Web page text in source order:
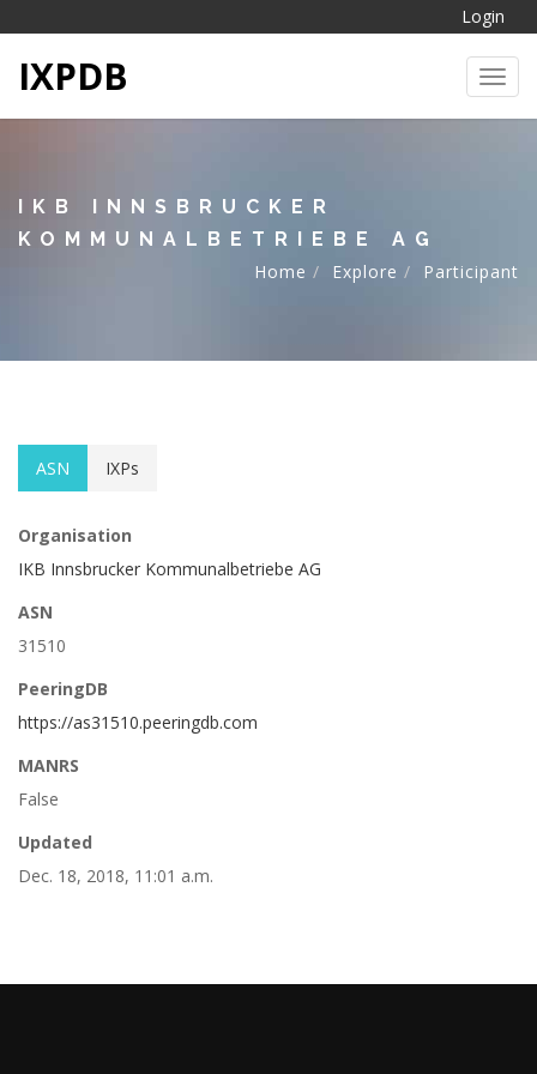
Login
IXPDB
IKB INNSBRUCKER
KOMMUNALBETRIEBE AG
Home
Explore Participant
ASN IXPs
Organisation
IKB Innsbrucker Kommunalbetriebe AG
ASN
31510
PeeringDB
https://as31510.peeringdb.com
MANRS
False
Updated
Dec. 18, 2018, 11:01 a.m.